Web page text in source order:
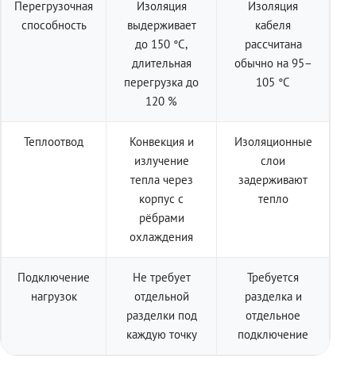
Перегрузочная
способность
Изоляция
выдерживает
до 150 °C,
длительная
перегрузка до
120 %
Изоляция
кабеля
рассчитана
обычно на 95–
105 °C
Теплоотвод
Конвекция и
излучение
тепла через
корпус с
рёбрами
охлаждения
Изоляционные
слои
задерживают
тепло
Подключение
нагрузок
Не требует
отдельной
разделки под
каждую точку
Требуется
разделка и
отдельное
подключение